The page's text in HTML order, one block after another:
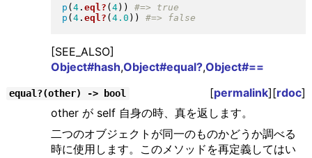
p ( 4. eql? ( 4) )
p ( 4. eql? ( 4.0 ) )
[SEE_ALSO]
Object#hash,Object#equal?,Object#==
equal?(other) -> bool [permalink][rdoc]
other が self 自身の時、真を返します。
二つのオブジェクトが同一のものかどうか調べる
時に使用します。このメソッドを再定義してはい